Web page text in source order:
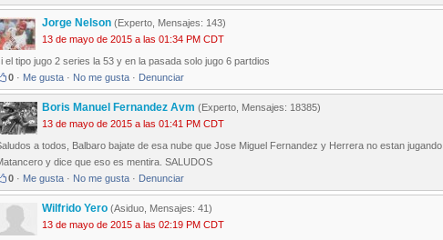
Jorge Nelson (Experto, Mensajes: 143)
13 de mayo de 2015 a las 01:34 PM CDT
el tipo jugo 2 series la 53 y en la pasada solo jugo 6 partdios
0 · Me gusta · No me gusta · Denunciar
Boris Manuel Fernandez Avm (Experto, Mensajes: 18385)
13 de mayo de 2015 a las 01:41 PM CDT
a todos, Balbaro bajate de esa nube que Jose Miguel Fernandez y Herrera no estan
y dice que eso es mentira. SALUDOS
0 · Me gusta · No me gusta · Denunciar
Wilfrido Yero (Asiduo, Mensajes: 41)
13 de mayo de 2015 a las 02:19 PM CDT